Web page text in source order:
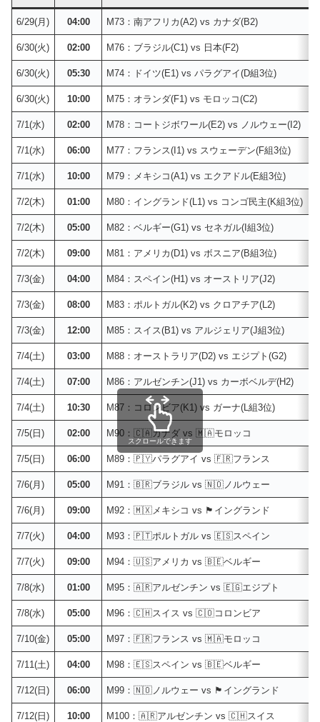
6/29(月) 04:00 M73：南アフリカ(A2) vs カナダ(B2)
6/30(火) 02:00 M76：ブラジル(C1) vs 日本(F2)
6/30(火) 05:30 M74：ドイツ(E1) vs パラグアイ(D組3位)
6/30(火) 10:00 M75：オランダ(F1) vs モロッコ(C2)
7/1(水) 02:00 M78：コートジボワール(E2) vs ノルウェー(I2)
7/1(水) 06:00 M77：フランス(I1) vs スウェーデン(F組3位)
7/1(水) 10:00 M79：メキシコ(A1) vs エクアドル(E組3位)
7/2(木) 01:00 M80：イングランド(L1) vs コンゴ民主(K組3位)
7/2(木) 05:00 M82：ベルギー(G1) vs セネガル(I組3位)
7/2(木) 09:00 M81：アメリカ(D1) vs ボスニア(B組3位)
7/3(金) 04:00 M84：スペイン(H1) vs オーストリア(J2)
7/3(金) 08:00 M83：ポルトガル(K2) vs クロアチア(L2)
7/3(金) 12:00 M85：スイス(B1) vs アルジェリア(J組3位)
7/4(土) 03:00 M88：オーストラリア(D2) vs エジプト(G2)
7/4(土) 07:00 M86：アルゼンチン(J1) vs カーボベルデ(H2)
7/4(土) 10:30 M87：コロンビア(K1) vs ガーナ(L組3位)
7/5(日) 02:00 M90：🇨🇦カナダ vs 🇲🇦モロッコ
7/5(日) 06:00 M89：🇵🇾パラグアイ vs 🇫🇷フランス
7/6(月) 05:00 M91：🇧🇷ブラジル vs 🇳🇴ノルウェー
7/6(月) 09:00 M92：🇲🇽メキシコ vs 🏴󠁧󠁢󠁥󠁮󠁧󠁿イングランド
7/7(火) 04:00 M93：🇵🇹ポルトガル vs 🇪🇸スペイン
7/7(火) 09:00 M94：🇺🇸アメリカ vs 🇧🇪ベルギー
7/8(水) 01:00 M95：🇦🇷アルゼンチン vs 🇪🇬エジプト
7/8(水) 05:00 M96：🇨🇭スイス vs 🇨🇴コロンビア
7/10(金) 05:00 M97：🇫🇷フランス vs 🇲🇦モロッコ
7/11(土) 04:00 M98：🇪🇸スペイン vs 🇧🇪ベルギー
7/12(日) 06:00 M99：🇳🇴ノルウェー vs 🏴󠁧󠁢󠁥󠁮󠁧󠁿イングランド
7/12(日) 10:00 M100：🇦🇷アルゼンチン vs 🇨🇭スイス
スクロールできます